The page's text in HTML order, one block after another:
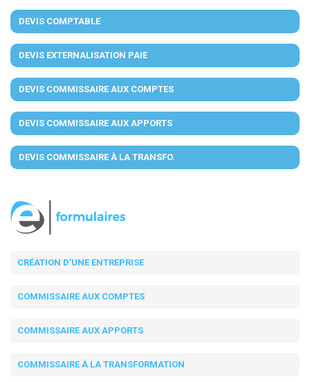
DEVIS COMPTABLE
DEVIS EXTERNALISATION PAIE
DEVIS COMMISSAIRE AUX COMPTES
DEVIS COMMISSAIRE AUX APPORTS
DEVIS COMMISSAIRE À LA TRANSFO.
CRÉATION D'UNE ENTREPRISE
COMMISSAIRE AUX COMPTES
COMMISSAIRE AUX APPORTS
COMMISSAIRE À LA TRANSFORMATION